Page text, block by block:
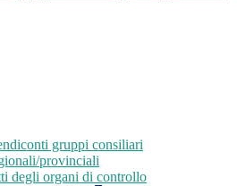
gruppi consiliari
provinciali
degli organi di controllo